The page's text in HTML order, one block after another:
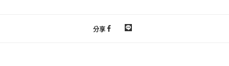
分享